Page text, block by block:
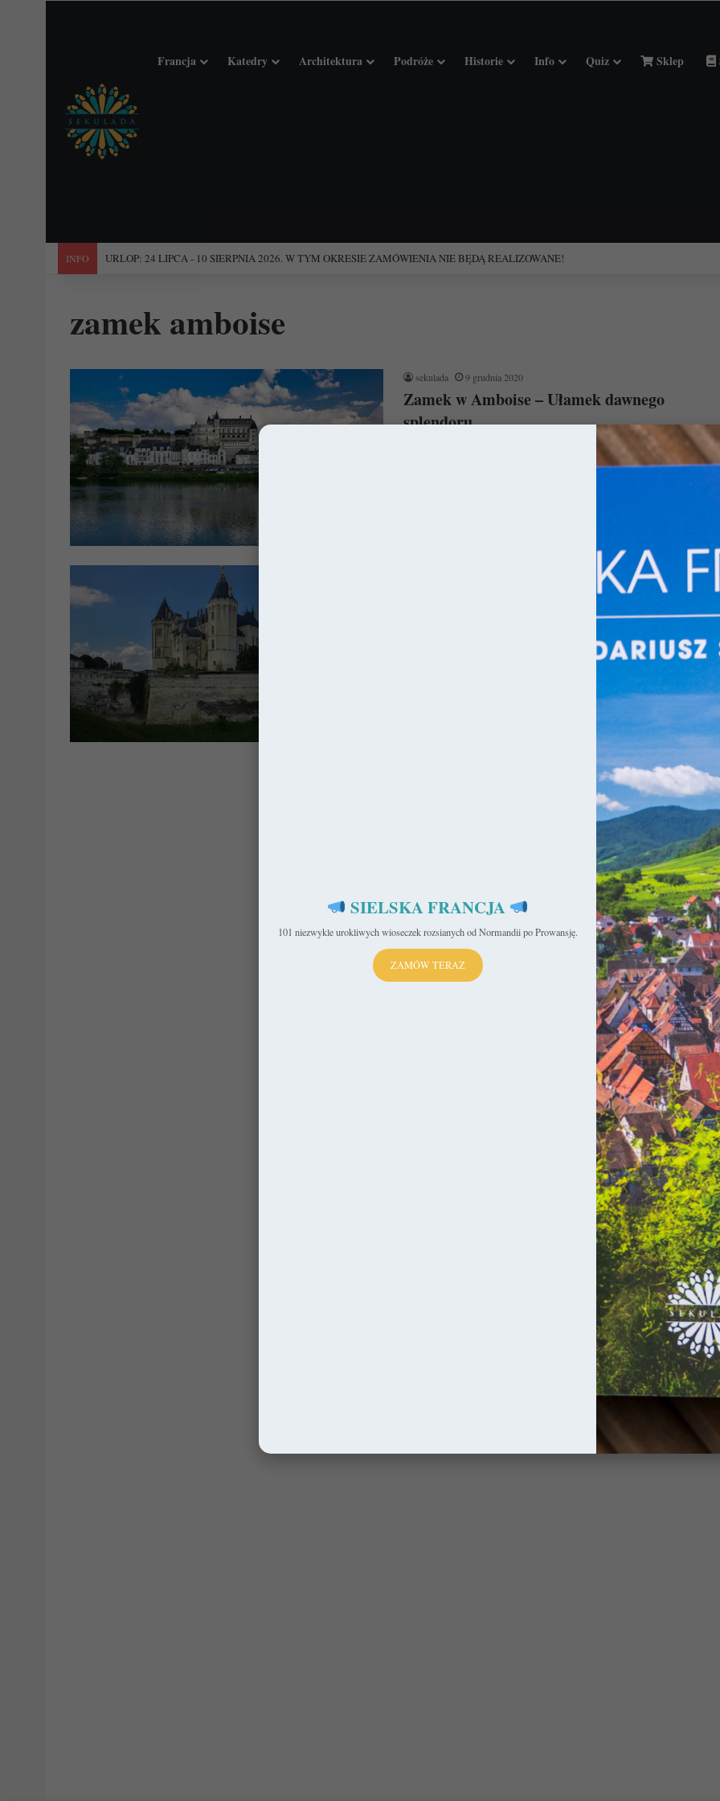
Francja Katedry Architektura Podróże Historie Info Quiz Sklep
INFO "Święta Francja". Przewodnik po 101 średniowiecznych kościołach Francji.
zamek amboise
sekulada 9 grudnia 2020
Zamek w Amboise – Ułamek dawnego
splendoru
Królewski zamek w Amboise to jedna z najbardziej
majestatycznych fortec w Dolnie Loary i symbol wczesnego
10 najpiękniejszych zamków w Dolinie
W Dolinie Loary znajduje się ponad trzysta zamków,
tworzących unikatowy kompleks przekroju architektury od
SIELSKA FRANCJA
101 niezwykle urokliwych wioseczek rozsianych od Normandii po Prowansję.
ZAMÓW TERAZ